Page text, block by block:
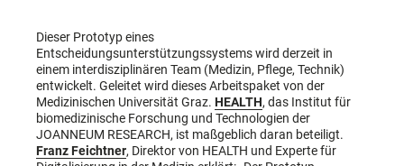
Dieser Prototyp eines
Entscheidungsunterstützungssystems wird derzeit in
einem interdisziplinären Team (Medizin, Pflege, Technik)
entwickelt. Geleitet wird dieses Arbeitspaket von der
Medizinischen Universität Graz. HEALTH, das Institut für
biomedizinische Forschung und Technologien der
JOANNEUM RESEARCH, ist maßgeblich daran beteiligt.
Franz Feichtner, Direktor von HEALTH und Experte für